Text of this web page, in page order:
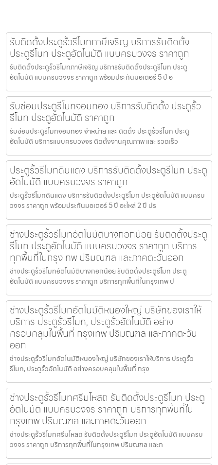
รับติดตั้งประตูรั้วรีโมทภาษีเจริญ บริการรับติดตั้ง
ประตูรีโมท ประตูอัตโนมัติ แบบครบวงจร ราคาถูก
รับติดตั้งประตูรั้วรีโมทภาษีเจริญ บริการรับติดตั้งประตูรีโมท ประตู
อัตโนมัติ แบบครบวงจร ราคาถูก พร้อมประกันมอเตอร์ 5 ปี อ
รับซ่อมประตูรีโมทจอมทอง บริการรับติดตั้ง ประตูรั้ว
รีโมท ประตูอัตโนมัติ ราคาถูก
รับซ่อมประตูรีโมทจอมทอง จำหน่าย และ ติดตั้ง ประตูรั้วรีโมท ประตู
อัตโนมัติ บริการแบบครบวงจร ติดตั้งงานคุณภาพ และ รวดเร็ว
ประตูรั้วรีโมทดินแดง บริการรับติดตั้งประตูรีโมท ประตู
อัตโนมัติ แบบครบวงจร ราคาถูก
ประตูรั้วรีโมทดินแดง บริการรับติดตั้งประตูรีโมท ประตูอัตโนมัติ แบบครบ
วงจร ราคาถูก พร้อมประกันมอเตอร์ 5 ปี อะไหล่ 2 ปี ปร
ช่างประตูรั้วรีโมทอัตโนมัติบางกอกน้อย รับติดตั้งประตู
รีโมท ประตูอัตโนมัติ แบบครบวงจร ราคาถูก บริการ
ทุกพื้นที่ในกรุงเทพ ปริมณฑล และภาคตะวันออก
ช่างประตูรั้วรีโมทอัตโนมัติบางกอกน้อย รับติดตั้งประตูรีโมท ประตู
อัตโนมัติ แบบครบวงจร ราคาถูก บริการทุกพื้นที่ในกรุงเทพ ป
ช่างประตูรั้วรีโมทอัตโนมัติหนองใหญ่ บริษัทของเราให้
บริการ ประตูรั้วรีโมท, ประตูรั้วอัตโนมัติ อย่าง
ครอบคลุมในพื้นที่ กรุงเทพ ปริมณฑล และภาคตะวัน
ออก
ช่างประตูรั้วรีโมทอัตโนมัติหนองใหญ่ บริษัทของเราให้บริการ ประตูรั้ว
รีโมท, ประตูรั้วอัตโนมัติ อย่างครอบคลุมในพื้นที่ กรุง
ช่างประตูรั้วรีโมทศรีมโหสถ รับติดตั้งประตูรีโมท ประตู
อัตโนมัติ แบบครบวงจร ราคาถูก บริการทุกพื้นที่ใน
กรุงเทพ ปริมณฑล และภาคตะวันออก
ช่างประตูรั้วรีโมทศรีมโหสถ รับติดตั้งประตูรีโมท ประตูอัตโนมัติ แบบครบ
วงจร ราคาถูก บริการทุกพื้นที่ในกรุงเทพ ปริมณฑล และภ